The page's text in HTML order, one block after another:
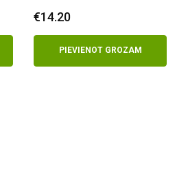
€14.20
PIEVIENOT GROZAM